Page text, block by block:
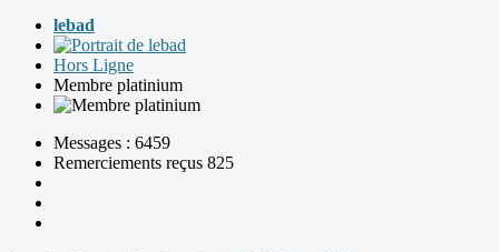
lebad
Hors Ligne
Membre platinium
Messages : 6459
Remerciements reçus 825